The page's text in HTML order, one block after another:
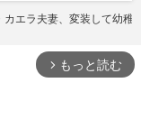
カエラ夫妻、変装して幼稚
arrow_forward_ios もっ